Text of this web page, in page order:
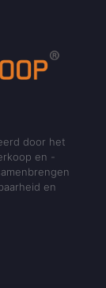
door het
en -
en